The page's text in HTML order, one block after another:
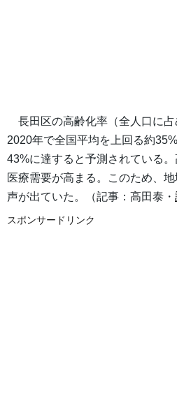
長田区の高齢化率（全人口に
2020年で全国平均を上回る約
43%に達すると予測されている。
医療需要が高まる。このため、
声が出ていた。（記事：高田泰・
スポンサードリンク